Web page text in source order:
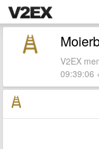
V2EX
09:39:06